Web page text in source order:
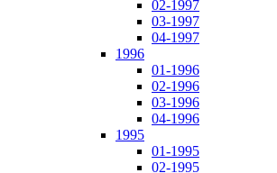
02-1997
03-1997
04-1997
1996
01-1996
02-1996
03-1996
04-1996
1995
01-1995
02-1995